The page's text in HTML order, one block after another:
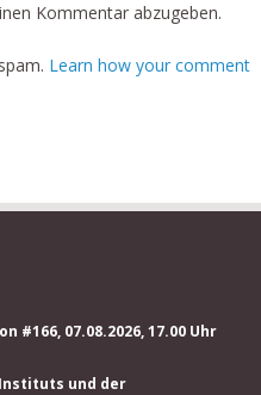
Kommentar abzugeben.
Learn how your comment
07.08.2026, 17.00 Uhr
und der